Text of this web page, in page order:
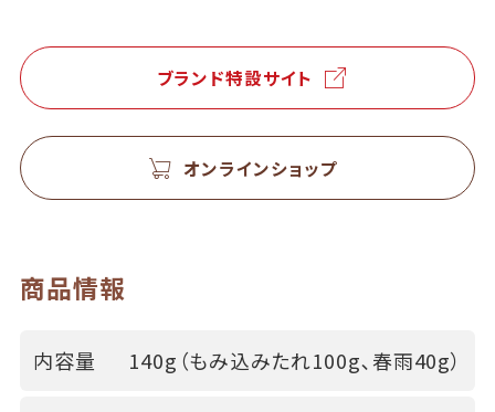
ブランド特設サイト
オンラインショップ
商品情報
内容量 140g（もみ込みたれ100g､春雨40g）